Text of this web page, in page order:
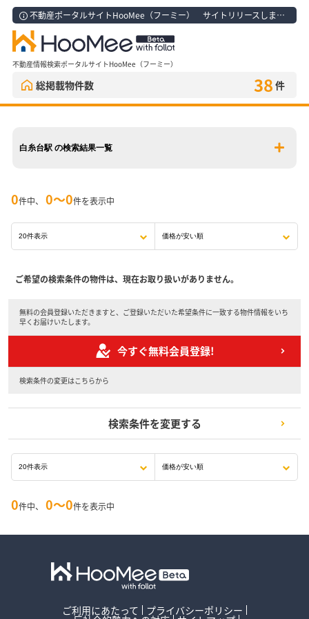
不動産ポータルサイトHooMee（フーミー） サイトリリースしました！
不動産情報検索ポータルサイトHooMee（フーミー）
総掲載物件数 38 件
白糸台駅 の検索結果一覧
0件中、 0〜0件を表示中
ご希望の検索条件の物件は、現在お取り扱いがありません。
無料の会員登録いただきますと、ご登録いただいた希望条件に一致する物件情報をいち
早くお届けいたします。
今すぐ無料会員登録!
検索条件の変更はこちらから
検索条件を変更する
0件中、 0〜0件を表示中
ご利用にあたって プライバシーポリシー